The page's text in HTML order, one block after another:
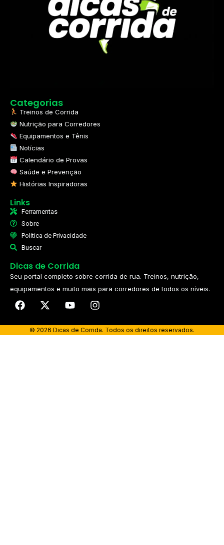
Categorias
Treinos de Corrida
Nutrição para Corredores
Equipamentos e Tênis
Notícias
Calendário de Provas
Saúde e Prevenção
Histórias Inspiradoras
Links
Ferramentas
Sobre
Politica de Privacidade
Buscar
Dicas de Corrida
Seu portal completo sobre corrida de rua. Treinos, nutrição,
equipamentos e muito mais para corredores de todos os níveis.​
© 2026 Dicas de Corrida. Todos os direitos reservados.